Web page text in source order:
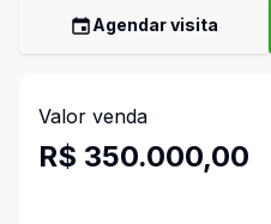
Agendar visita
Valor venda
R$ 350.000,00